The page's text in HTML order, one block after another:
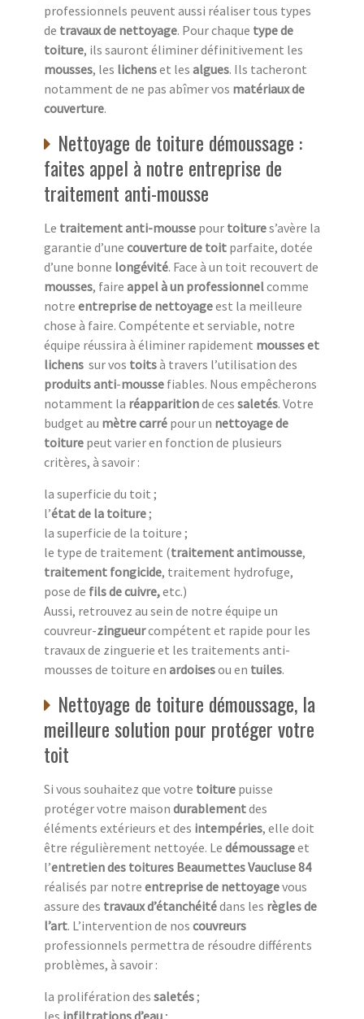
professionnels peuvent aussi réaliser tous types
de travaux de nettoyage. Pour chaque type de
toiture, ils sauront éliminer définitivement les
mousses, les lichenset les algues. Ils tacheront
notamment de ne pas abîmer vos matériaux de
couverture.
Nettoyage de toiture démoussage :
faites appel à notre entreprise de
traitement anti-mousse
Le traitement anti-mousse pour toitures’avère la
garantie d’une couverture de toit parfaite, dotée
d’une bonne longévité. Face à un toit recouvert de
mousses, faire appel à un professionnelcomme
notre entreprise de nettoyageest la meilleure
chose à faire. Compétente et serviable, notre
équipe réussira à éliminer rapidement mousses et
lichens sur vos toitsà travers l’utilisation des
produits anti-mousse fiables. Nous empêcherons
notamment la réapparitionde ces saletés. Votre
budget au mètre carré pour un nettoyage de
toiture peut varier en fonction de plusieurs
critères, à savoir :
la superficie du toit ;
l’état de la toiture ;
la superficie de la toiture ;
le type de traitement (traitement antimousse,
traitement fongicide, traitement hydrofuge,
pose de fils de cuivre,etc.)
Aussi, retrouvez au sein de notre équipe un
couvreur-zingueurcompétent et rapide pour les
travaux de zinguerie et les traitements anti-
mousses de toiture en ardoisesou en tuiles.
Nettoyage de toiture démoussage, la
meilleure solution pour protéger votre
toit
Si vous souhaitez que votre toiture puisse
protéger votre maison durablementdes
éléments extérieurs et des intempéries, elle doit
être régulièrement nettoyée. Le démoussageet
l’entretien des toitures Beaumettes Vaucluse 84
réalisés par notre entreprise de nettoyagevous
assure des travaux d’étanchéitédans les règles de
l’art. L’intervention de nos couvreurs
professionnels permettra de résoudre différents
problèmes, à savoir :
la prolifération des saletés ;
les infiltrations d’eau ;